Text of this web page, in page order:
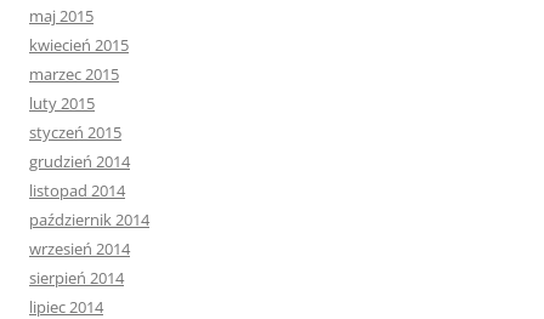
maj 2015
kwiecień 2015
marzec 2015
luty 2015
styczeń 2015
grudzień 2014
listopad 2014
październik 2014
wrzesień 2014
sierpień 2014
lipiec 2014